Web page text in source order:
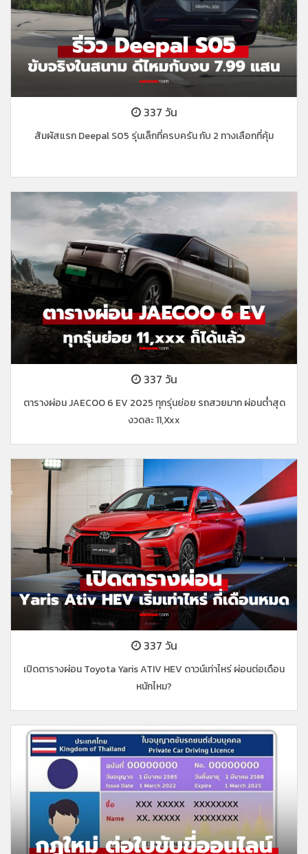
337 วัน
สัมผัสแรก Deepal S05 รุ่นเล็กที่ครบครัน กับ 2 ทางเลือกที่คุ้ม
337 วัน
ตารางผ่อน JAECOO 6 EV 2025 ทุกรุ่นย่อย รถสวยมาก ผ่อนต่ำสุด
งวดละ 11,xxx
337 วัน
เปิดตารางผ่อน Toyota Yaris ATIV HEV ดาวน์เท่าไหร่ ผ่อนต่อเดือน
หนักไหม?